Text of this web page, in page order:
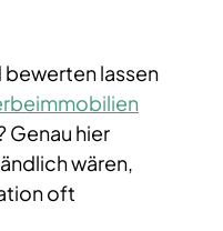
lassen
Genau hier
wären,
oft